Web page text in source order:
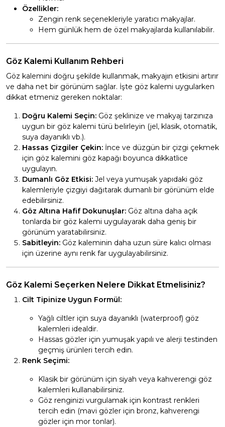
Özellikler:
Zengin renk seçenekleriyle yaratıcı makyajlar.
Hem günlük hem de özel makyajlarda kullanılabilir.
Göz Kalemi Kullanım Rehberi
Göz kalemini doğru şekilde kullanmak, makyajın etkisini artırır
ve daha net bir görünüm sağlar. İşte göz kalemi uygularken
dikkat etmeniz gereken noktalar:
Doğru Kalemi Seçin: Göz şeklinize ve makyaj tarzınıza
uygun bir göz kalemi türü belirleyin (jel, klasik, otomatik,
suya dayanıklı vb.).
Hassas Çizgiler Çekin: İnce ve düzgün bir çizgi çekmek
için göz kalemini göz kapağı boyunca dikkatlice
uygulayın.
Dumanlı Göz Etkisi: Jel veya yumuşak yapıdaki göz
kalemleriyle çizgiyi dağıtarak dumanlı bir görünüm elde
edebilirsiniz.
Göz Altına Hafif Dokunuşlar: Göz altına daha açık
tonlarda bir göz kalemi uygulayarak daha geniş bir
görünüm yaratabilirsiniz.
Sabitleyin: Göz kaleminin daha uzun süre kalıcı olması
için üzerine aynı renk far uygulayabilirsiniz.
Göz Kalemi Seçerken Nelere Dikkat Etmelisiniz?
Cilt Tipinize Uygun Formül:
Yağlı ciltler için suya dayanıklı (waterproof) göz
kalemleri idealdir.
Hassas gözler için yumuşak yapılı ve alerji testinden
geçmiş ürünleri tercih edin.
Renk Seçimi:
Klasik bir görünüm için siyah veya kahverengi göz
kalemleri kullanabilirsiniz.
Göz renginizi vurgulamak için kontrast renkleri
tercih edin (mavi gözler için bronz, kahverengi
gözler için mor tonlar).